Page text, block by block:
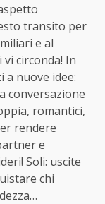
transito per
e al
circonda! In
nuove idee:
conversazione
romantici,
rendere
e
Soli: uscite
chi